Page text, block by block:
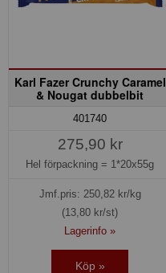
Karl Fazer Crunchy Caramel
& Nougat dubbelbit
401740
275,90 kr
Hel förpackning = 1*20x55g
Jmf.pris: 250,82kr/kg
(13,80 kr/st)
Lagerinfo »
Köp »